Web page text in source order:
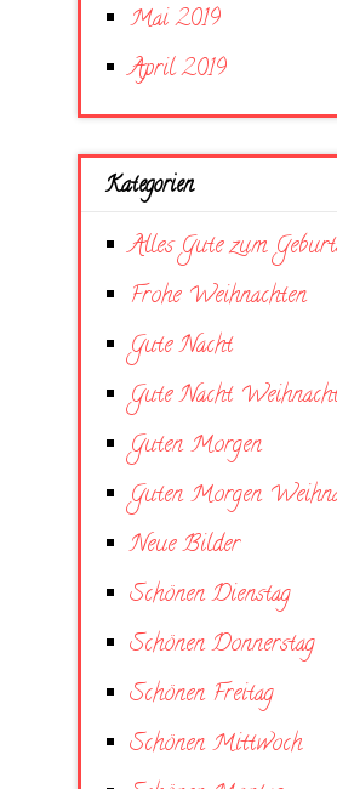
Mai 2019
April 2019
Kategorien
Alles Gute zum
Frohe Weihnachten
Gute Nacht
Gute Nacht
Guten Morgen
Guten Morgen
Neue Bilder
Schönen Dienstag
Schönen Donnerstag
Schönen Freitag
Schönen Mittwoch